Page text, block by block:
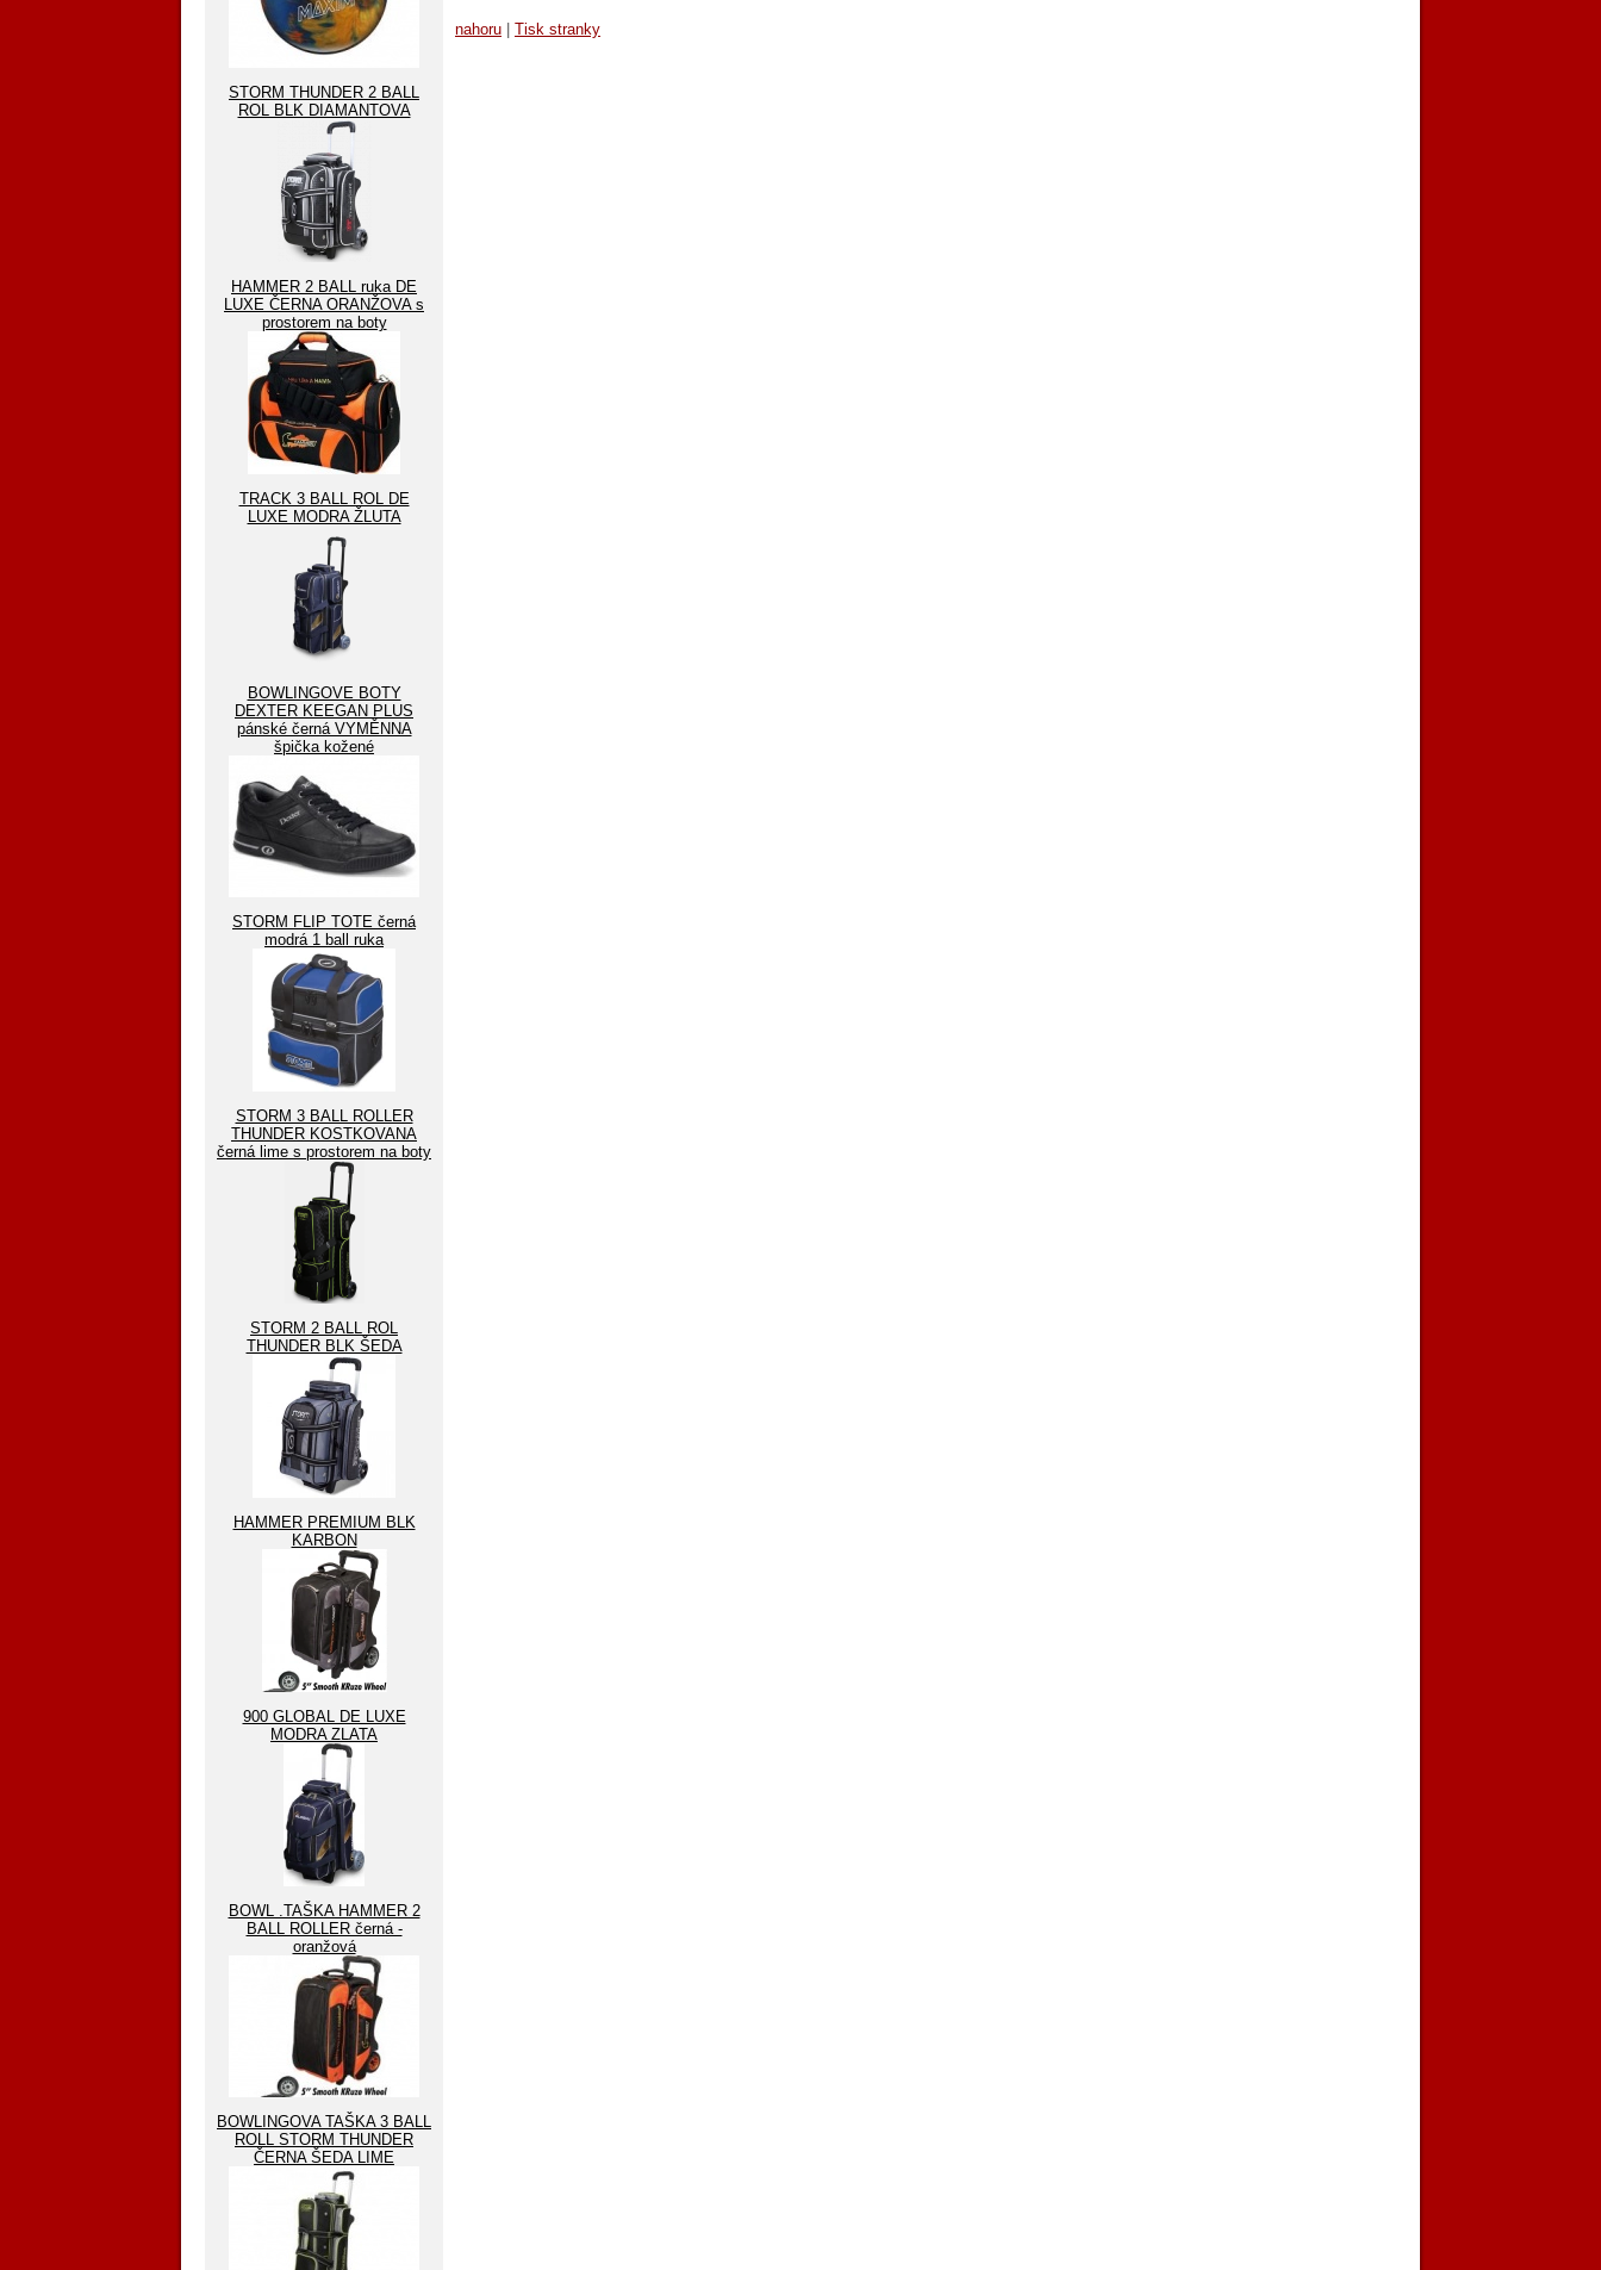
nahoru | Tisk stranky
STORM THUNDER 2 BALL
ROL BLK DIAMANTOVA
HAMMER 2 BALL ruka DE
LUXE ČERNA ORANŽOVA s
prostorem na boty
TRACK 3 BALL ROL DE
LUXE MODRA ŽLUTA
BOWLINGOVE BOTY
DEXTER KEEGAN PLUS
pánské černá VYMĚNNA
špička kožené
STORM FLIP TOTE černá
modrá 1 ball ruka
STORM 3 BALL ROLLER
THUNDER KOSTKOVANA
černá lime s prostorem na boty
STORM 2 BALL ROL
THUNDER BLK ŠEDA
HAMMER PREMIUM BLK
KARBON
900 GLOBAL DE LUXE
MODRA ZLATA
BOWL .TAŠKA HAMMER 2
BALL ROLLER černá -
oranžová
BOWLINGOVA TAŠKA 3 BALL
ROLL STORM THUNDER
ČERNA ŠEDA LIME